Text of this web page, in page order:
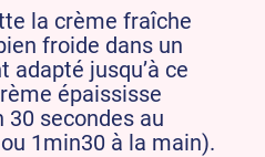
la crème fraîche
froide dans un
adapté jusqu’à ce
épaississe
30 secondes au
1min30 à la main).​